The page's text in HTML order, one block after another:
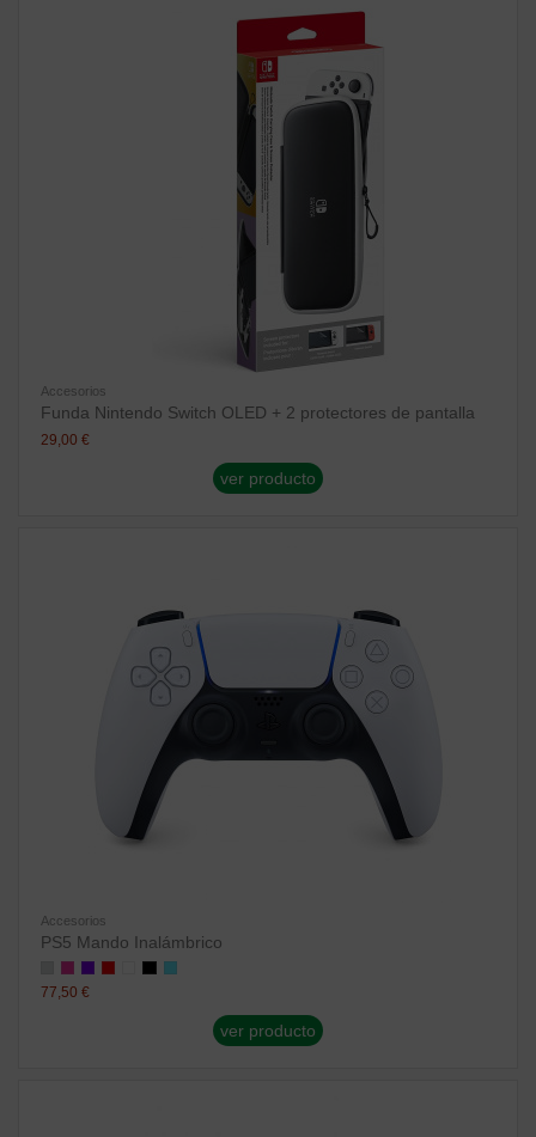
Accesorios
Funda Nintendo Switch OLED + 2 protectores de pantalla
29,00 €
ver producto
Accesorios
PS5 Mando Inalámbrico
77,50 €
ver producto